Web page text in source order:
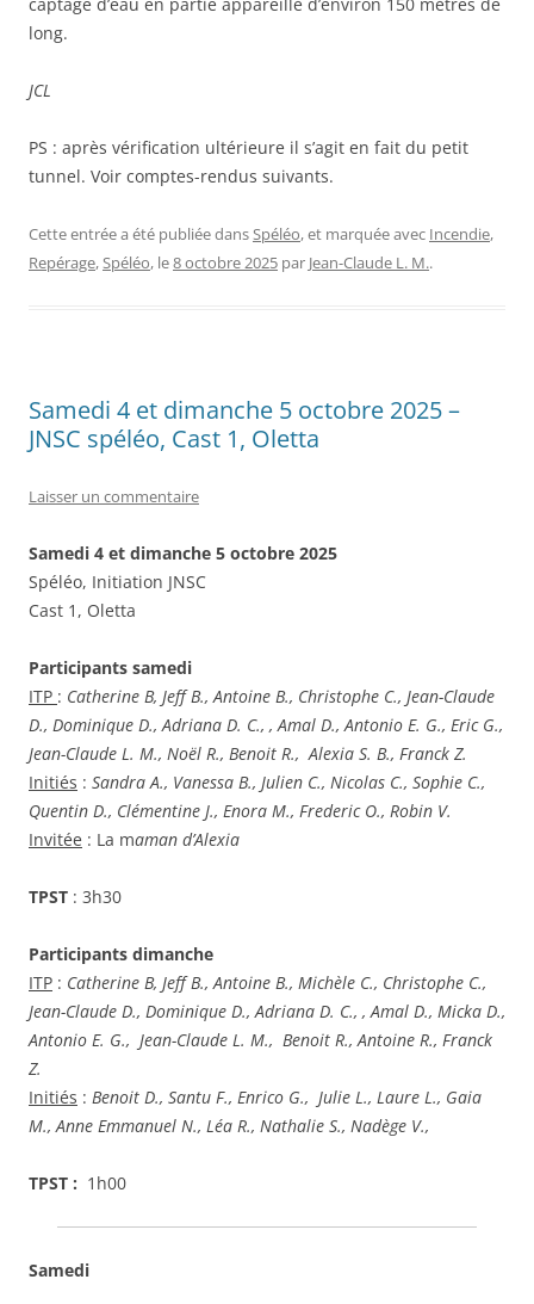
long.
JCL
PS : après vérification ultérieure il s’agit en fait du petit
tunnel. Voir comptes-rendus suivants.
Cette entrée a été publiée dansSpéléo, et marquée avec Incendie,
Repérage,Spéléo, le8 octobre 2025 par Jean-Claude L. M..
Samedi 4 et dimanche 5 octobre 2025 –
JNSC spéléo, Cast 1, Oletta
Laisser un commentaire
Samedi 4 et dimanche 5 octobre 2025
Spéléo, Initiation JNSC
Cast 1, Oletta
Participants samedi
ITP : Catherine B, Jeff B., Antoine B., Christophe C., Jean-Claude
D., Dominique D., Adriana D. C., , Amal D., Antonio E. G., Eric G.,
Jean-Claude L. M., Noël R., Benoit R., Alexia S. B., Franck Z.
Initiés : Sandra A., Vanessa B., Julien C., Nicolas C., Sophie C.,
Quentin D., Clémentine J., Enora M., Frederic O., Robin V.
Invitée : La maman d’Alexia
TPST : 3h30
Participants dimanche
ITP : Catherine B, Jeff B., Antoine B., Michèle C., Christophe C.,
Jean-Claude D., Dominique D., Adriana D. C., , Amal D., Micka D.,
Antonio E. G., Jean-Claude L. M., Benoit R., Antoine R., Franck
Z.
Initiés : Benoit D., Santu F., Enrico G., Julie L., Laure L., Gaia
M., Anne Emmanuel N., Léa R., Nathalie S., Nadège V.,
TPST : 1h00
Samedi